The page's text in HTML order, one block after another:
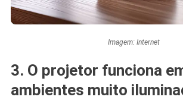
Imagem: Internet
3. O projetor funciona
ambientes muito